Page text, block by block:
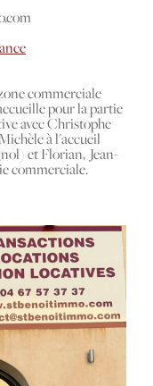
commerciale
pour la partie
avec Christophe
à l'accueil
et Florian, Jean-
commerciale.